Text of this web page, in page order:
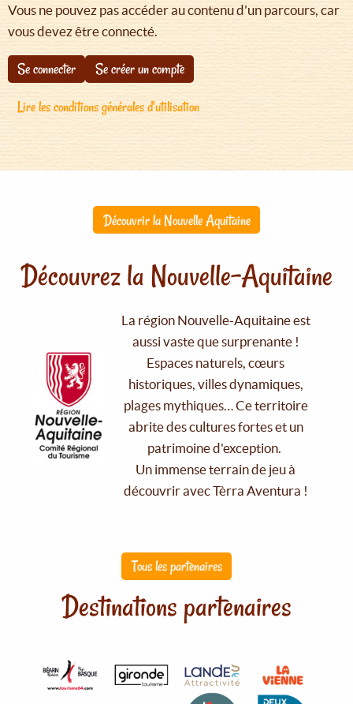
Vous ne pouvez pas accéder au contenu d'un parcours, car
vous devez être connecté.
Se connecter
Se créer un compte
Lire les conditions générales d'utilisation
Découvrir la Nouvelle Aquitaine
Découvrez la Nouvelle-Aquitaine
La région Nouvelle-Aquitaine est
aussi vaste que surprenante !
Espaces naturels, cœurs
historiques, villes dynamiques,
plages mythiques… Ce territoire
abrite des cultures fortes et un
patrimoine d'exception.
Un immense terrain de jeu à
découvrir avec Tèrra Aventura !
Tous les partenaires
Destinations partenaires